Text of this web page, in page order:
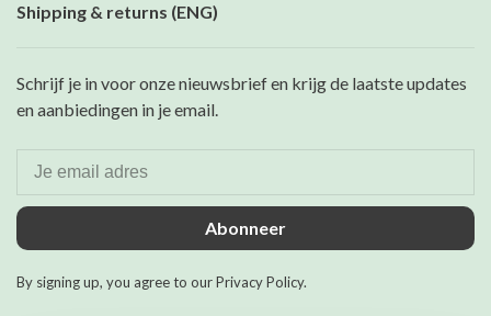
Shipping & returns (ENG)
Schrijf je in voor onze nieuwsbrief en krijg de laatste updates
en aanbiedingen in je email.
Abonneer
By signing up, you agree to our Privacy Policy.